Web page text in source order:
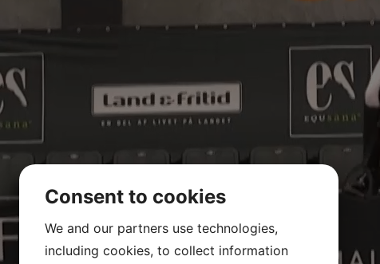
Consent to cookies
We and our partners use technologies,
including cookies, to collect information